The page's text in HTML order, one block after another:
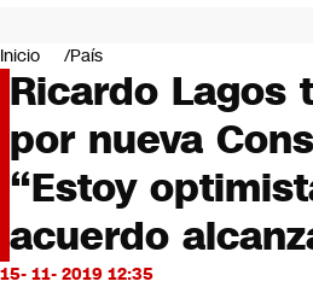
Negocios
Deportes
Programas completos
Cultura
Servicios
Bits
CNN tiempo
Futuro 360
Inicio País
Ricardo Lagos
por nueva
“Estoy
acuerdo
15- 11- 2019 12:35